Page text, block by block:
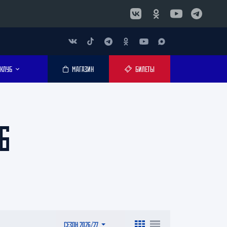
КЛУБ МАГАЗИН БИЛЕТЫ
СЕЗОН 2026/27